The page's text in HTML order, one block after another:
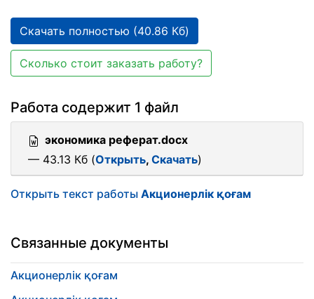
Скачать полностью (40.86 Кб)
Сколько стоит заказать работу?
Работа содержит 1 файл
экономика реферат.docx
— 43.13 Кб (Открыть, Скачать)
Открыть текст работы Акционерлік қоғам
Связанные документы
Акционерлік қоғам